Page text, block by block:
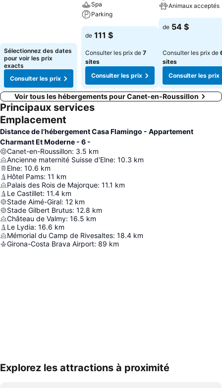
Sélectionnez des dates
pour voir les prix
exacts
Consulter les prix
Spa
Parking
de 111 $
Consulter les prix de 7
sites
Consulter les prix
Animaux acceptés
de 54 $
Consulter les prix de
sites
Consulter les prix
Voir tous les hébergements pour Canet-en-Roussillon
Principaux services
Emplacement
Distance de l’hébergement Casa Flamingo - Appartement
Charmant Et Moderne - 6 -
Canet-en-Roussillon: 3.5 km
Ancienne maternité Suisse d'Elne: 10.3 km
Elne: 10.6 km
Hôtel Pams: 11 km
Palais des Rois de Majorque: 11.1 km
Le Castillet: 11.4 km
Stade Aimé-Giral: 12 km
Stade Gilbert Brutus: 12.8 km
Château de Valmy: 16.5 km
Le Lydia: 16.6 km
Mémorial du Camp de Rivesaltes: 18.4 km
Girona-Costa Brava Airport: 89 km
Explorez les attractions à proximité